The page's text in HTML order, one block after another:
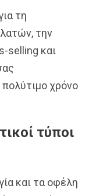
τη
την
selling και
χρόνο
τύποι
και τα οφέλη